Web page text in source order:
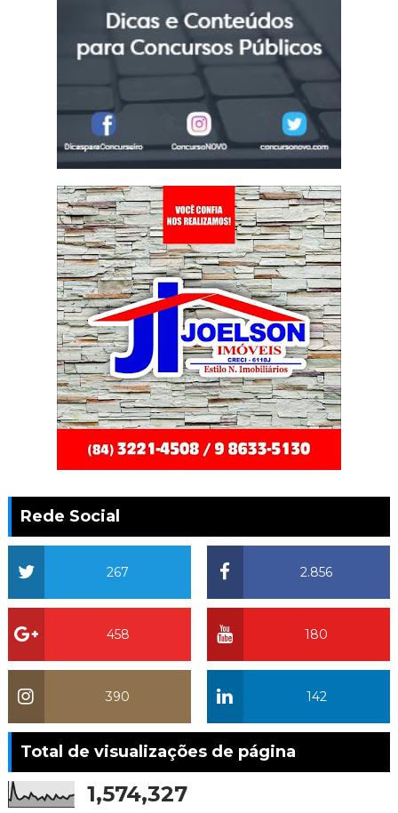
Rede Social
2.856
267
180
458
142
390
Total de visualizações de página
1,574,327